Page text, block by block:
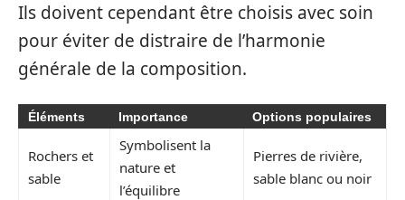
Ils doivent cependant être choisis avec soin
pour éviter de distraire de l’harmonie
générale de la composition.
Éléments Importance Options populaires
Rochers et
sable
Symbolisent la
nature et
l’équilibre
Pierres de rivière,
sable blanc ou noir